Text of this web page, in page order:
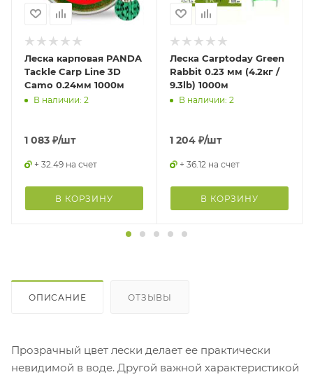
Леска карповая PANDA
Tackle Carp Line 3D
Camo 0.24мм 1000м
В наличии: 2
1 083 ₽/шт
+ 32.49 на счет
В КОРЗИНУ
Леска Carptoday Green
Rabbit 0.23 мм (4.2кг /
9.3lb) 1000м
В наличии: 2
1 204 ₽/шт
+ 36.12 на счет
В КОРЗИНУ
ОПИСАНИЕ ОТЗЫВЫ
Прозрачный цвет лески делает ее практически
невидимой в воде. Другой важной характеристикой